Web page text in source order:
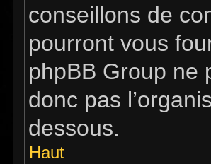
conseillons de
pourront vous
phpBB Group ne
donc pas
dessous.
Haut